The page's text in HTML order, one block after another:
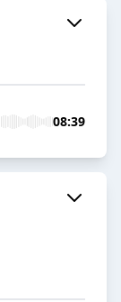
08:39